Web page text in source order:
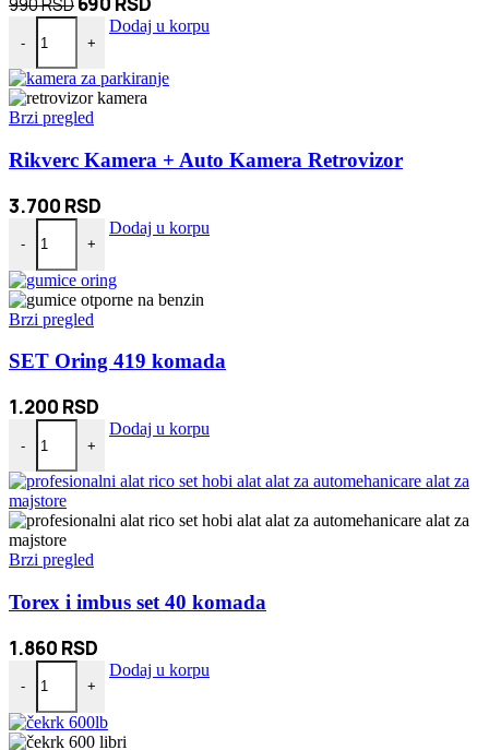
990RSD
cena
je
bila:
990 RSD.
cena
690 RSD.
-
RGB Pepeljara za auto količina
+
Dodaj u korpu
Brzi pregled
Rikverc Kamera + Auto Kamera Retrovizor
3.700 RSD
-
Rikverc Kamera + Auto Kamera Retrovizor količina
+
Dodaj u korpu
Brzi pregled
SET Oring 419 komada
1.200 RSD
-
SET Oring 419 komada količina
+
Dodaj u korpu
Brzi pregled
Torex i imbus set 40 komada
1.860 RSD
-
Torex i imbus set 40 komada količina
+
Dodaj u korpu